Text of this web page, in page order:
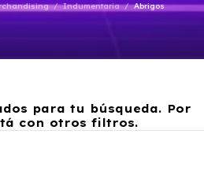
/ Indumentaria / Abrigos
para tu búsqueda. Por
con otros filtros.